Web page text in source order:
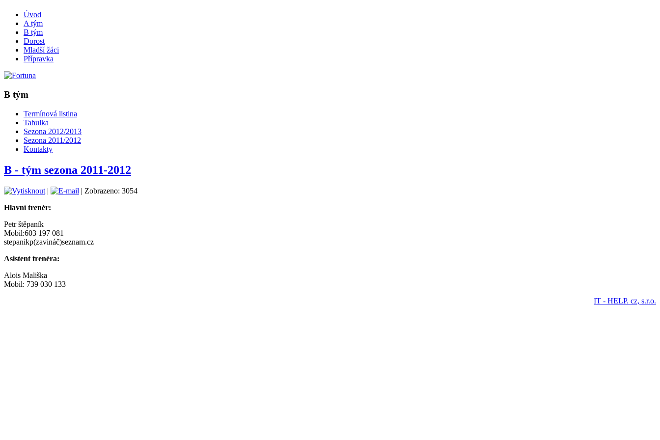
Úvod
A tým
B tým
Dorost
Mladší žáci
Přípravka
B tým
Termínová listina
Tabulka
Sezona 2012/2013
Sezona 2011/2012
Kontakty
B - tým sezona 2011-2012
|
| Zobrazeno: 3054
Hlavní trenér:
Petr štěpaník
Mobil:603 197 081
stepanikp(zavináč)seznam.cz
Asistent trenéra:
Alois Mališka
Mobil: 739 030 133
IT - HELP. cz, s.r.o.